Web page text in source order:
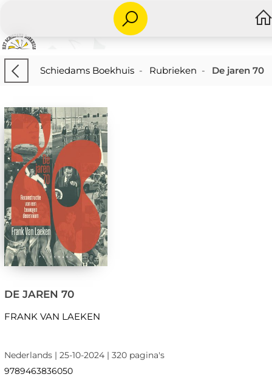
Schiedams Boekhuis- Rubrieken - De jaren 70
DE JAREN 70
FRANK VAN LAEKEN
Nederlands | 25-10-2024 | 320 pagina's
9789463836050